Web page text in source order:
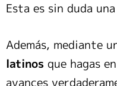
Esta es sin duda
Además, mediante
latinos que hagas
avances